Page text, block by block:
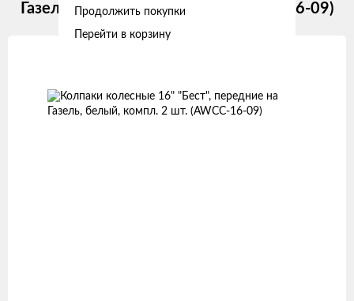
Газель, белый, компл. 2 шт. (AWCC-16-09)
Продолжить покупки
Перейти в корзину